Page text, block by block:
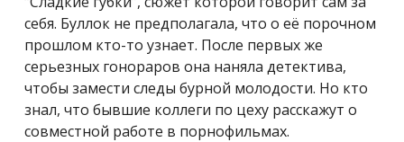
себя. Буллок не предполагала, что о её порочном
прошлом кто-то узнает. После первых же
серьезных гонораров она наняла детектива,
чтобы замести следы бурной молодости. Но кто
знал, что бывшие коллеги по цеху расскажут о
совместной работе в порнофильмах.